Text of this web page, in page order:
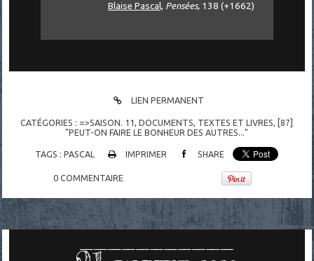
Blaise Pascal, Pensées, 138 (+1662)
LIEN PERMANENT
CATÉGORIES : =>SAISON. 11,DOCUMENTS, TEXTES ET LIVRES, [87]
"PEUT-ON FAIRE LE BONHEUR DES AUTRES..."
TAGS :PASCAL IMPRIMER SHARE
0 COMMENTAIRE